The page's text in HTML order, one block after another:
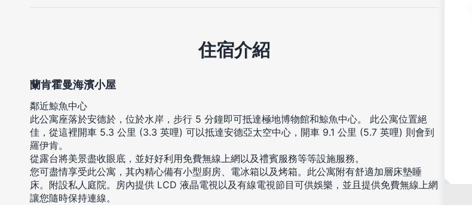
住宿介紹
蘭肯霍曼海濱小屋
鄰近鯨魚中心
此公寓座落於安德於，位於水岸，步行 5 分鐘即可抵達極地博物館和鯨魚中心。 此公寓位置絕
佳，從這裡開車 5.3 公里 (3.3 英哩) 可以抵達安德亞太空中心，開車 9.1 公里 (5.7 英哩) 則會到
羅伊肯。
從露台將美景盡收眼底，並好好利用免費無線上網以及禮賓服務等等設施服務。
您可盡情享受此公寓，其內精心備有小型廚房、電冰箱以及烤箱。此公寓附有舒適加層床墊睡
床。附設私人庭院。房內提供 LCD 液晶電視以及有線電視節目可供娛樂，並且提供免費無線上網
讓您隨時保持連線。